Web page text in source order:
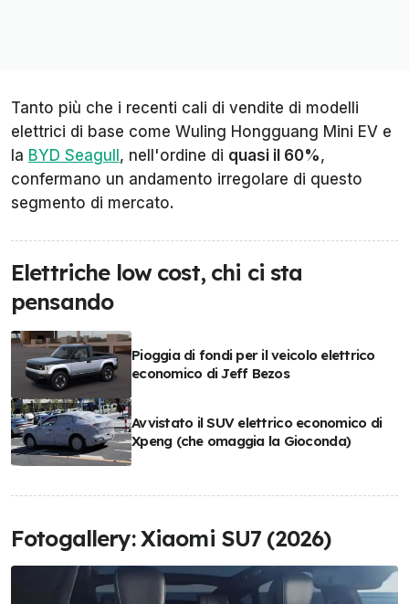
Tanto più che i recenti cali di vendite di modelli
elettrici di base come Wuling Hongguang Mini EV e
la BYD Seagull, nell'ordine di quasi il 60%,
confermano un andamento irregolare di questo
segmento di mercato.
Elettriche low cost, chi ci sta
pensando
Pioggia di fondi per il veicolo elettrico
economico di Jeff Bezos
Avvistato il SUV elettrico economico di
Xpeng (che omaggia la Gioconda)
Fotogallery: Xiaomi SU7 (2026)